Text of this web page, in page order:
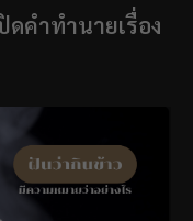
ดคำทำนายเรื่อง